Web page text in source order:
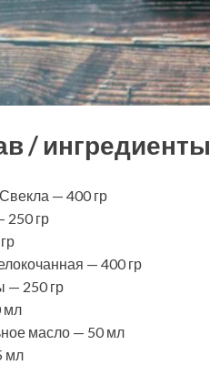
/ ингредиенты
— 400 гр
250 гр
— 400 гр
— 250 гр
мл
масло — 50 мл
мл